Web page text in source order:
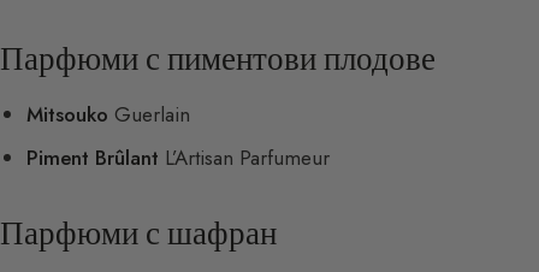
Парфюми с пиментови плодове
Mitsouko Guerlain
Piment Brûlant L’Artisan Parfumeur
Парфюми с шафран